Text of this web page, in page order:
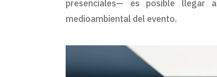
presenciales— es posible llegar
medioambiental del evento.